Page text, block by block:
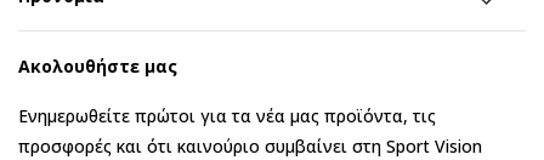
Ακολουθήστε μας
Ενημερωθείτε πρώτοι για τα νέα μας προϊόντα, τις
προσφορές και ότι καινούριο συμβαίνει στη Sport Vision